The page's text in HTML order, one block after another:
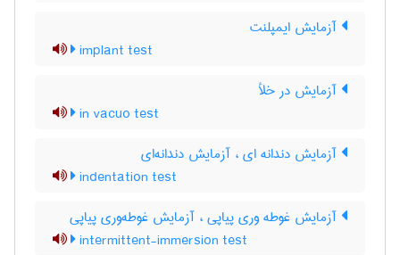
آزمایش ایمپلنت
implant test
آزمایش در خلأ
in vacuo test
آزمایش دندانه ای ، آزمایش دندانه‌ای
indentation test
آزمایش غوطه وری پیاپی ، آزمایش غوطه‌وری پیاپی
intermittent-immersion test